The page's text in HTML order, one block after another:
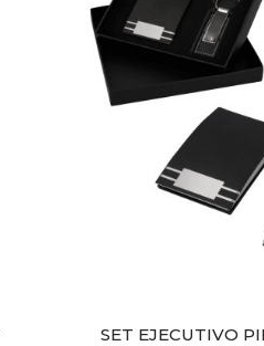
SET EJECUTIVO